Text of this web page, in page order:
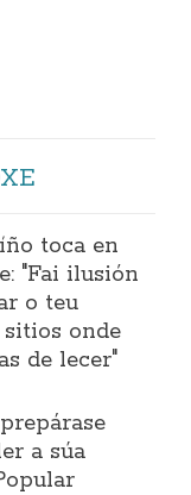
toca en
"Fai ilusión
o teu
onde
de lecer"
a súa